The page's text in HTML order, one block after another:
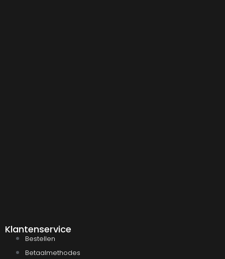
Klantenservice
Bestellen
Betaalmethodes